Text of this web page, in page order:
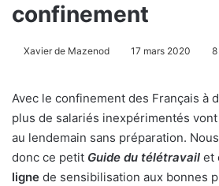
confinement
Xavier de Mazenod 17 mars 2020
Avec le confinement des Français à
plus de salariés inexpérimentés
au lendemain sans préparation.
donc ce petit Guide du télétravail et
ligne de sensibilisation aux bonnes